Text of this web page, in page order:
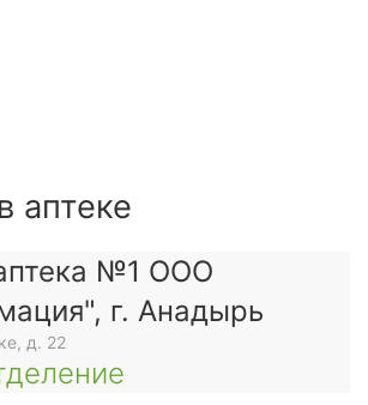
аптеке
№1 ООО
г. Анадырь
д. 22